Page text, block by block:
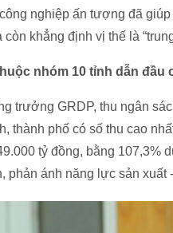
nghiệp ấn tượng đã
còn khẳng định vị thế là
nhóm 10 tỉnh dẫn đầu
trưởng GRDP, thu ngân
thành phố có số thu cao
tỷ đồng, bằng 107,3%
phản ánh năng lực sản